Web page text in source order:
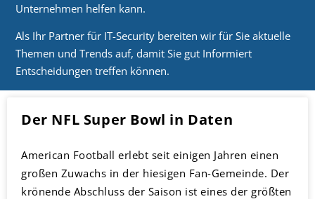
Unternehmen helfen kann.
Als Ihr Partner für IT-Security bereiten wir für Sie aktuelle
Themen und Trends auf, damit Sie gut Informiert
Entscheidungen treffen können.
Der NFL Super Bowl in Daten
American Football erlebt seit einigen Jahren einen
großen Zuwachs in der hiesigen Fan-Gemeinde. Der
krönende Abschluss der Saison ist eines der größten